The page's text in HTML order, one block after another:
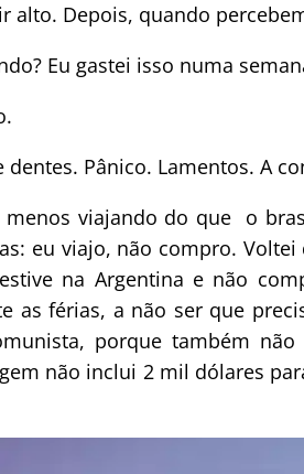
alto. Depois, quando
Eu gastei isso numa
dentes. Pânico. Lamentos. A
menos viajando do que o
eu viajo, não compro.
na Argentina e não
as férias, a não ser que
porque também
não inclui 2 mil dólares